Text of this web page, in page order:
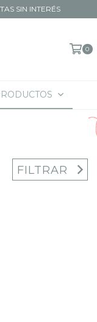
SIN INTERÉS
0
FILTRAR